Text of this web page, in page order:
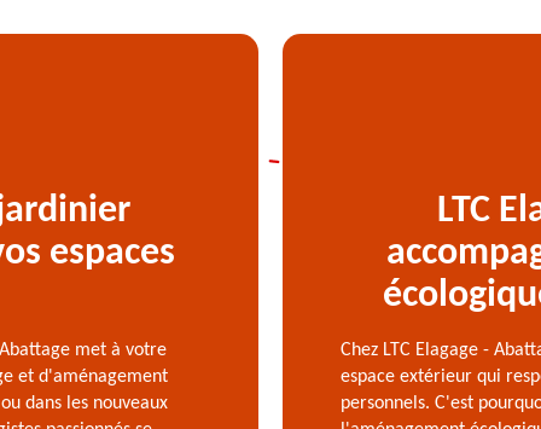
espaces
met à votre
et d'aménagement
dans les nouveaux
LTC
Chez LTC Elagage -
espace extérieur qui
personnels. C'est